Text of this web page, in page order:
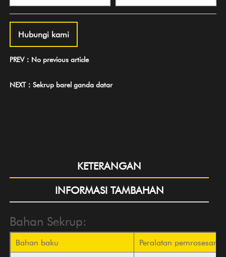
Hubungi kami
PREV：No previous article
NEXT：Sekrup barel ganda datar
KETERANGAN
INFORMASI TAMBAHAN
Bahan Sekrup:
Bahan baku
Peralatan pemrosesan